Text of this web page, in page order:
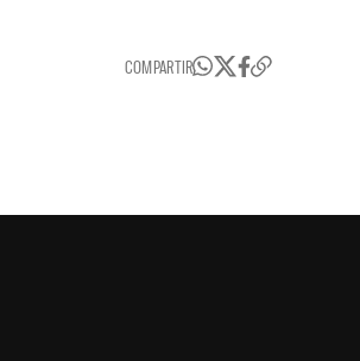
COMPARTIR